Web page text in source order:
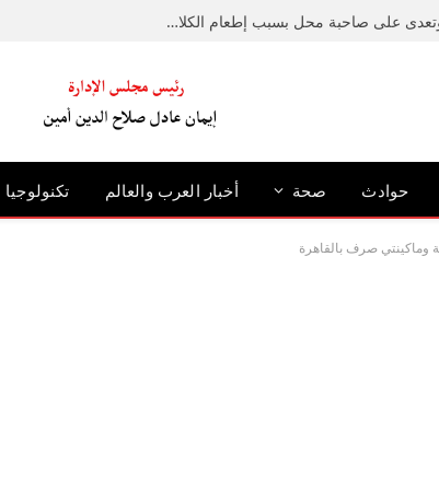
ضبط متهم حطم رصيفًا بمطرقة وتعدى على صاحبة محل بسبب إطعام الكلاب الضالة بالإسكندرية
حوادث صحة أخبار العرب والعالم تكنولوجيا